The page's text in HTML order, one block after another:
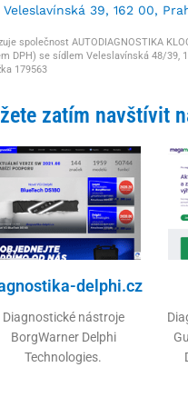
Veleslavínská 39, 162 00,
společnost AUTODIAGNOSTIKA
DPH) se sídlem Veleslavínská 48/39,
179563
zatím navštívit
delphi.cz
Diagnostické nástroje
BorgWarner Delphi
Technologies.